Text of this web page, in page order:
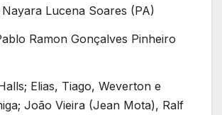
Lucena Soares (PA)
Ramon Gonçalves Pinheiro
Elias, Tiago, Weverton e
João Vieira (Jean Mota), Ralf